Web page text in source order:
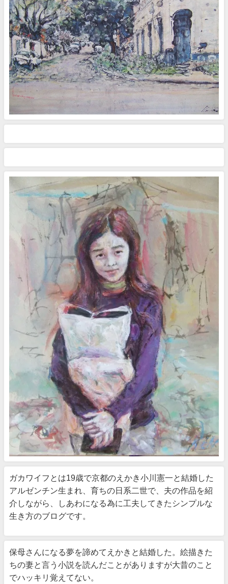
ガカワイフとは19歳で京都のえかき小川憲一と結婚した
アルゼンチン生まれ、育ちの日系二世で、夫の作品を紹
介しながら、しあわになる為に工夫してきたシンプルな
生き方のブログです。
保母さんになる夢を諦めてえかきと結婚した。絵描きた
ちの妻と言う小説を読んだことがありますが大昔のこと
でハッキリ覚えてない。